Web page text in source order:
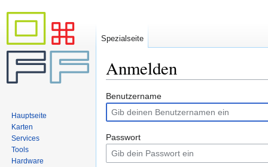
Anmelden
Zur
Navigation
springen
Zur
Suche
springen
Benutzername
Passwort
Spezialseite
Hauptseite
Karten
Services
Tools
Hardware